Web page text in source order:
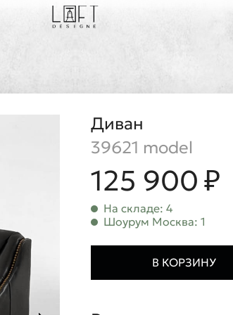
Диван
39621 model
125 900 ₽
На складе: 4
Шоурум Москва: 1
В КОРЗИНУ